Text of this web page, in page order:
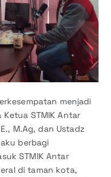
menjadi
Ketua STMIK Antar
M.Ag, dan Ustadz
berbagi
STMIK Antar
di taman kota,